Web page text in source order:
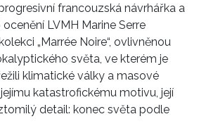
francouzská návrhářka a
LVMH Marine Serre
„Marrée Noire“, ovlivněnou
světa, ve kterém je
klimatické války a masové
katastrofickému motivu, její
detail: konec světa podle